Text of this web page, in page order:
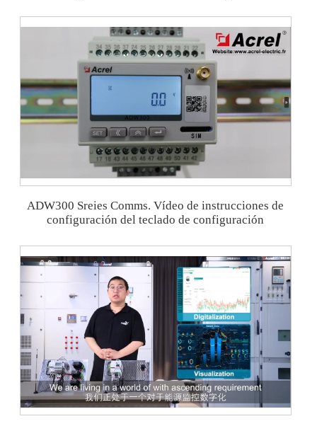
ADW300 Sreies Comms. Vídeo de instrucciones de
configuración del teclado de configuración